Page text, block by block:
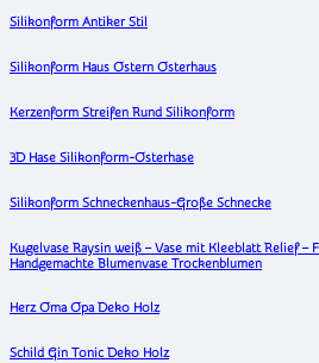
Silikonform Antiker Stil
Silikonform Haus Ostern Osterhaus
Kerzenform Streifen Rund Silikonform
3D Hase Silikonform-Osterhase
Silikonform Schneckenhaus-Große Schnecke
Kugelvase Raysin weiß – Vase mit Kleeblatt Relief –
Handgemachte Blumenvase Trockenblumen
Herz Oma Opa Deko Holz
Schild Gin Tonic Deko Holz